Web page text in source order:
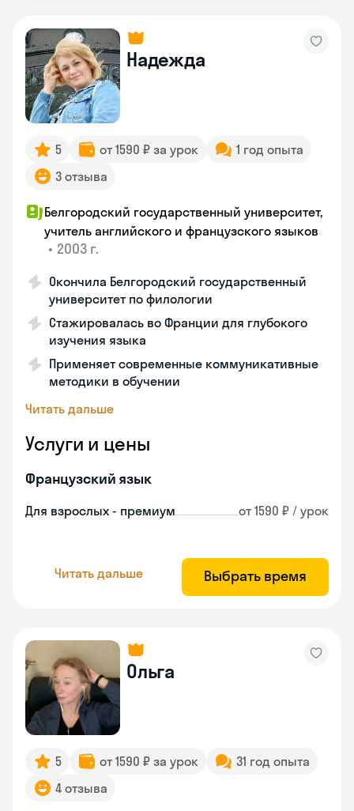
Надежда
5 от 1590 ₽ за урок
1 год опыта
3 отзыва
Белгородский государственный университет,
учитель английского и французского языков
• 2003 г.
Окончила Белгородский государственный
университет по филологии
Стажировалась во Франции для глубокого
изучения языка
Применяет современные коммуникативные
методики в обучении
Читать дальше
Услуги и цены
Французский язык
Для взрослых - премиум от 1590 ₽ / урок
Читать дальше Выбрать время
Ольга
5 от 1590 ₽ за урок
31 год опыта
4 отзыва